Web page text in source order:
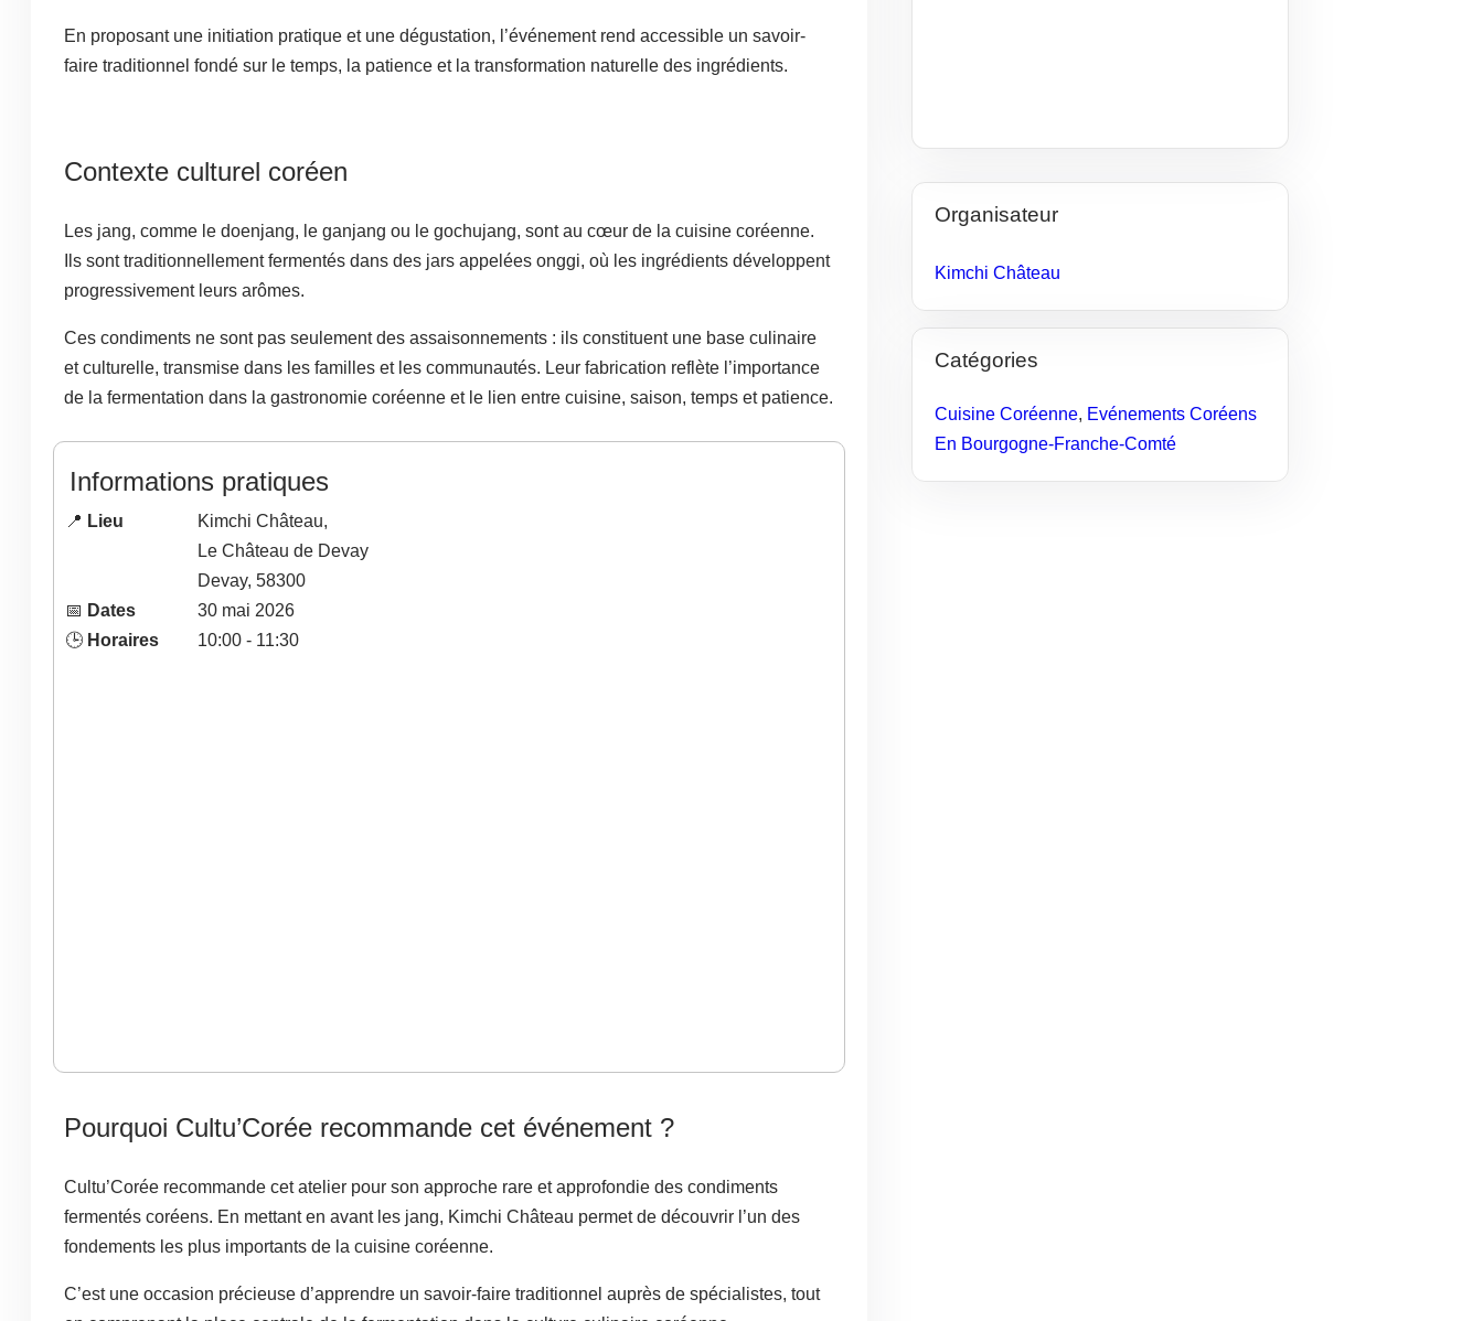
En proposant une initiation pratique et une dégustation, l’événement rend accessible un savoir-
faire traditionnel fondé sur le temps, la patience et la transformation naturelle des ingrédients.
Contexte culturel coréen
Les jang, comme le doenjang, le ganjang ou le gochujang, sont au cœur de la cuisine coréenne.
Ils sont traditionnellement fermentés dans des jars appelées onggi, où les ingrédients développent
progressivement leurs arômes.
Ces condiments ne sont pas seulement des assaisonnements : ils constituent une base culinaire
et culturelle, transmise dans les familles et les communautés. Leur fabrication reflète l’importance
de la fermentation dans la gastronomie coréenne et le lien entre cuisine, saison, temps et patience.
Informations pratiques
📍 Lieu
Kimchi Château,
Le Château de Devay
Devay, 58300
📅 Dates 30 mai 2026
🕒 Horaires 10:00 - 11:30
Pourquoi Cultu’Corée recommande cet événement ?
Cultu’Corée recommande cet atelier pour son approche rare et approfondie des condiments
fermentés coréens. En mettant en avant les jang, Kimchi Château permet de découvrir l’un des
fondements les plus importants de la cuisine coréenne.
C’est une occasion précieuse d’apprendre un savoir-faire traditionnel auprès de spécialistes, tout
Organisateur
Kimchi Château
Catégories
Cuisine Coréenne, Evénements Coréens
En Bourgogne-Franche-Comté